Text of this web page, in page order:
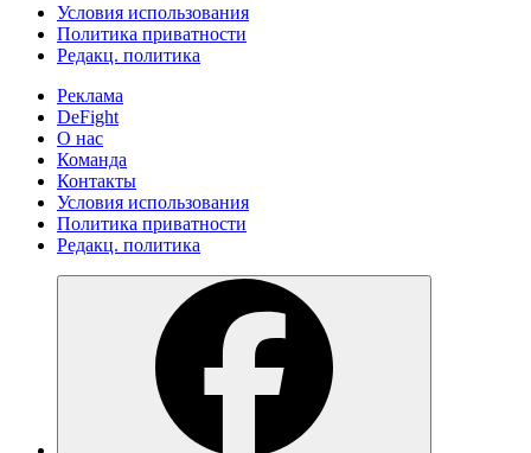
Условия использования
Политика приватности
Редакц. политика
Реклама
DeFight
О нас
Команда
Контакты
Условия использования
Политика приватности
Редакц. политика